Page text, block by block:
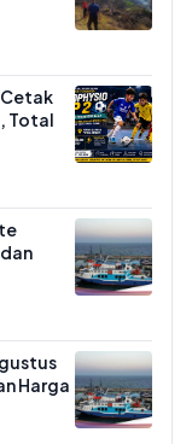
Cetak
Total
Harga